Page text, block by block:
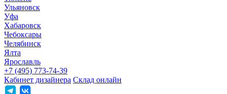
Ульяновск
Уфа
Хабаровск
Чебоксары
Челябинск
Ялта
Ярославль
+7 (495) 773-74-39
Кабинет дизайнера Склад онлайн